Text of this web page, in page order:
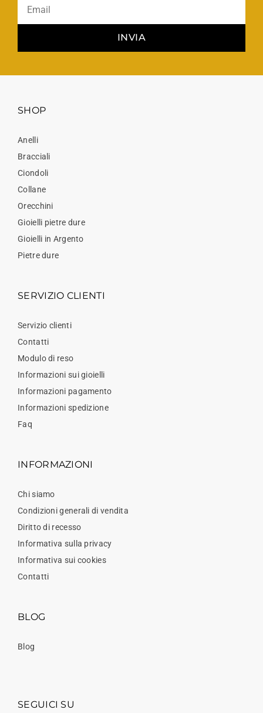
INVIA
SHOP
Anelli
Bracciali
Ciondoli
Collane
Orecchini
Gioielli pietre dure
Gioielli in Argento
Pietre dure
SERVIZIO CLIENTI
Servizio clienti
Contatti
Modulo di reso
Informazioni sui gioielli
Informazioni pagamento
Informazioni spedizione
Faq
INFORMAZIONI
Chi siamo
Condizioni generali di vendita
Diritto di recesso
Informativa sulla privacy
Informativa sui cookies
Contatti
BLOG
Blog
SEGUICI SU